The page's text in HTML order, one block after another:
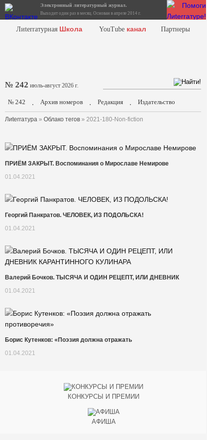
Электронный литературный журнал.
Выходит один раз в месяц. Основан в апреле 2014 г.
Лиterraтурная Школа YouTube канал Партнеры
№ 242 июль-август 2026 г.
№ 242 . Архив номеров . Редакция . Издательство
Лиterraтура » Облако тегов » 2021-180-Non-fiction
ПРИЁМ ЗАКРЫТ. Воспоминания о Мирославе Немирове
01.04.2021
Георгий Панкратов. ЧЕЛОВЕК, ИЗ ПОДОЛЬСКА!
01.04.2021
Валерий Бочков. ТЫСЯЧА И ОДИН РЕЦЕПТ, ИЛИ ДНЕВНИК
01.04.2021
Борис Кутенков: «Поэзия должна отражать
01.04.2021
КОНКУРСЫ И ПРЕМИИ
АФИША